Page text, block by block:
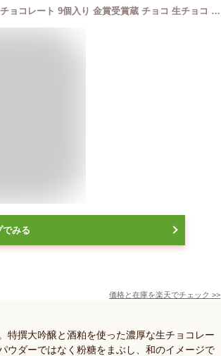
バレンタイン お酒入り 生チョコ 奥飛騨 大吟醸 生チョコレート 9個入り 金賞受賞蔵 チョコ 生チョコ チョコレート 下呂温泉 お土産 酒粕 日本酒 お酒入り プレゼント ギフト 贈り物 贈答用 内祝い
でみる
価格と在庫を楽天でチェック >>
特撰大吟醸と酒粕を使った濃厚な生チョコレー
ウダーではなく粉糖をまぶし、和のイメージで